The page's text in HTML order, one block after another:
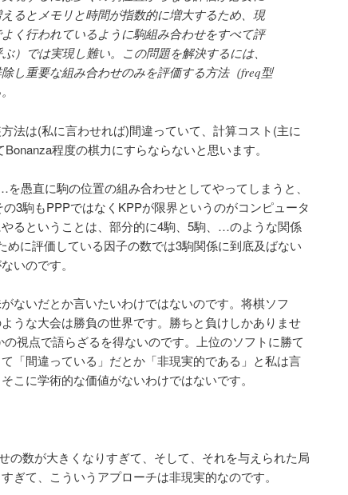
るとメモリと時間が指数的に増大するため、現
く行われているように駒組み合わせをすべて評
）では実現し難い。この問題を解決するには、
し重要な組み合わせのみを評価する方法（freq型
法は(私に言わせれば)間違っていて、計算コスト(主に
程度の棋力にすらならないと思います。
愚直に駒の位置の組み合わせとしてやってしまうと、
3駒もPPPではなくKPPが限界というのがコンピュータ
るということは、部分的に4駒、5駒、…のような関係
めに評価している因子の数では3駒関係に到底及ばない
いのです。
ないだとか言いたいわけではないのです。将棋ソフ
うな大会は勝負の世界です。勝ちと負けしかありませ
視点で語らざるを得ないのです。上位のソフトに勝て
「間違っている」だとか「非現実的である」と私は言
こに学術的な価値がないわけではないです。
の数が大きくなりすぎて、そして、それを与えられた局
ぎて、こういうアプローチは非現実的なのです。